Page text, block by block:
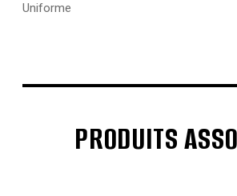
Uniforme
PRODUITS